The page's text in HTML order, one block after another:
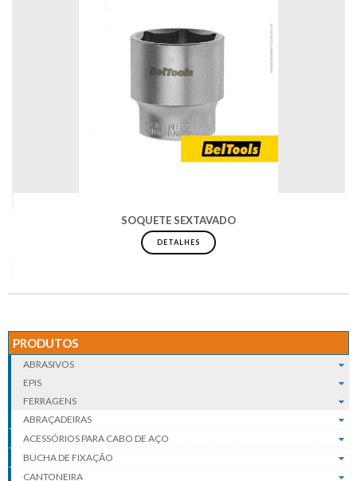
SOQUETE SEXTAVADO
DETALHES
PRODUTOS
ABRASIVOS
EPIS
FERRAGENS
ABRAÇADEIRAS
ACESSÓRIOS PARA CABO DE AÇO
BUCHA DE FIXAÇÃO
CANTONEIRA